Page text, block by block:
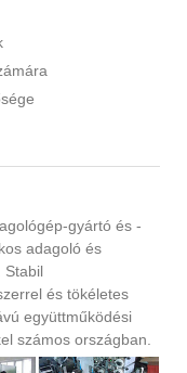
gyártó és -
adagoló és
Stabil
és tökéletes
együttműködési
számos országban.